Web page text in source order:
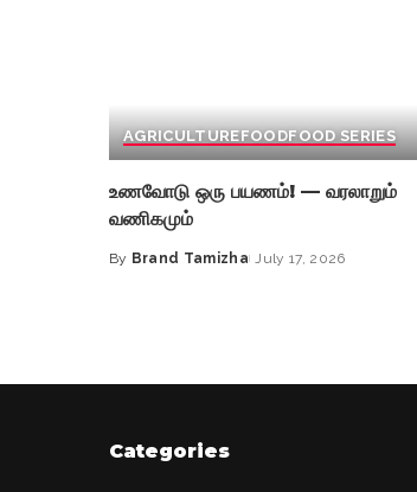
AGRICULTUREFOODFOOD SERIES
உணவோடு ஒரு பயணம்! — வரலாறும்
வணிகமும்
Posted
By Brand Tamizha July 17, 2026
Categories